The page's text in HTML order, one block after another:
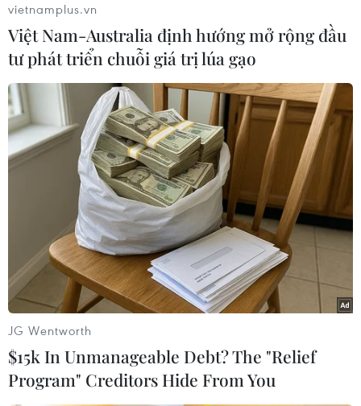
Syria
Theo dõi VietnamPlus
TIN CÙNG CHUYÊN MỤC
Xung đột Hamas-Israel: Ai Cập kêu
gọi các bên tuân thủ kế hoạch hòa
bình Gaza
Đạt tiến triển với Oman, Iran vẫn siết
vietnamplus.vn
Việt Nam-Australia định hướng mở rộng đầu
tư phát triển chuỗi giá trị lúa gạo
JG Wentworth
$15k In Unmanageable Debt? The "Relief
Program" Creditors Hide From You